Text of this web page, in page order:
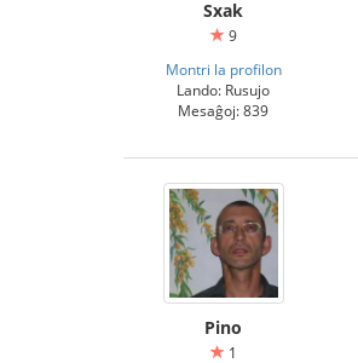
Sxak
9
Montri la profilon
Lando: Rusujo
Mesaĝoj: 839
Pino
1